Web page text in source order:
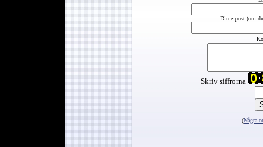
Din e-post (om
Skriv siffrorna
(Några